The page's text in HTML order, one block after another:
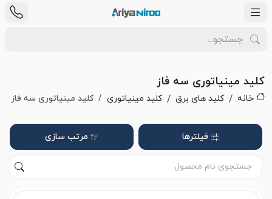
کلید مینیاتوری سه فاز
خانه کلید های برق کلید مینیاتوری کلید مینیاتوری سه فاز
فیلترها مرتب سازی